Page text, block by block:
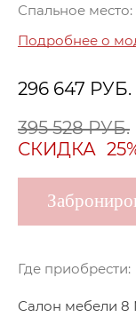
Спальное место:
Подробнее о
296 647 РУБ.
395 528 РУБ.
СКИДКА
Где приобрести:
Салон мебели 8